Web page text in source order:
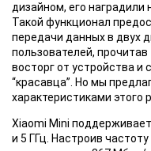
дизайном, его
Такой функционал
передачи данных в двух
пользователей,
восторг от устройства и
“красавца”. Но мы
характеристиками этого
Xiaomi Mini
и 5 ГГц. Настроив